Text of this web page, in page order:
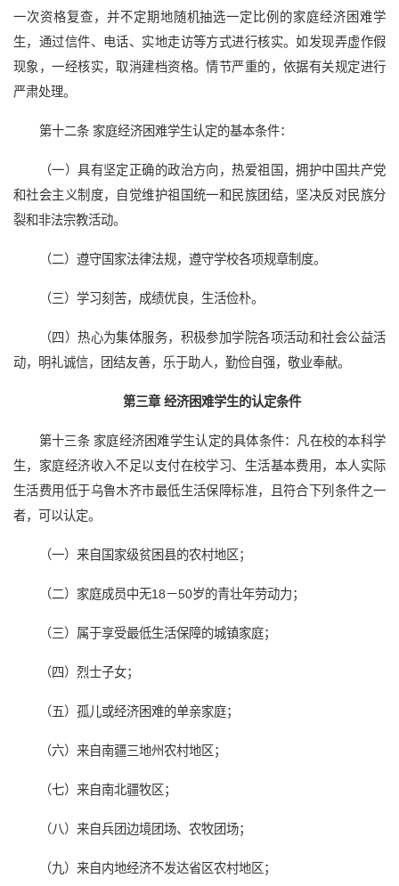
一次资格复查，并不定期地随机抽选一定比例的家庭经济困难学
生，通过信件、电话、实地走访等方式进行核实。如发现弄虚作假
现象，一经核实，取消建档资格。情节严重的，依据有关规定进行
严肃处理。
第十二条 家庭经济困难学生认定的基本条件：
（一）具有坚定正确的政治方向，热爱祖国，拥护中国共产党
和社会主义制度，自觉维护祖国统一和民族团结，坚决反对民族分
裂和非法宗教活动。
（二）遵守国家法律法规，遵守学校各项规章制度。
（三）学习刻苦，成绩优良，生活俭朴。
（四）热心为集体服务，积极参加学院各项活动和社会公益活
动，明礼诚信，团结友善，乐于助人，勤俭自强，敬业奉献。
第三章 经济困难学生的认定条件
第十三条 家庭经济困难学生认定的具体条件：凡在校的本科学
生，家庭经济收入不足以支付在校学习、生活基本费用，本人实际
生活费用低于乌鲁木齐市最低生活保障标准，且符合下列条件之一
者，可以认定。
（一）来自国家级贫困县的农村地区；
（二）家庭成员中无18－50岁的青壮年劳动力；
（三）属于享受最低生活保障的城镇家庭；
（四）烈士子女；
（五）孤儿或经济困难的单亲家庭；
（六）来自南疆三地州农村地区；
（七）来自南北疆牧区；
（八）来自兵团边境团场、农牧团场；
（九）来自内地经济不发达省区农村地区；